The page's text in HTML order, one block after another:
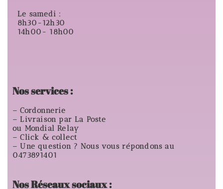
Le samedi :
8h30-12h30
14h00- 18h00
Nos services :
– Cordonnerie
– Livraison par La Poste
ou Mondial Relay
– Click & collect
– Une question ? Nous vous répondons au
0473891401
Nos Réseaux sociaux :